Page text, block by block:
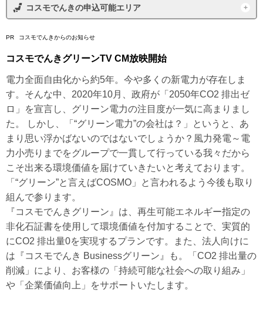
特徴・メリット
コスモでんきの会社情報
コスモでんきの申込可能エリア
関西電力エリア 四国電力エリア
北海道電力エリア 九州電力エリア
コスモでんきからのお知らせ
コスモでんきグリーンTV CM放映開始
電力全面自由化から約5年。今や多くの新電力が存在しま
す。そんな中、2020年10月、政府が「2050年CO2 排出ゼ
ロ」を宣言し、グリーン電力の注目度が一気に高まりまし
た。 しかし、「“グリーン電力”の会社は？」というと、あ
まり思い浮かばないのではないでしょうか？風力発電～電
力小売りまでをグループで一貫して行っている我々だから
こそ出来る環境価値を届けていきたいと考えております。
「“グリーン”と言えばCOSMO」と言われるよう今後も取り
組んで参ります。
『コスモでんきグリーン』は、再生可能エネルギー指定の
非化石証書を使用して環境価値を付加することで、実質的
にCO2 排出量0を実現するプランです。また、法人向けに
は『コスモでんき Businessグリーン』も。「CO2 排出量の
削減」により、お客様の「持続可能な社会への取り組み」
や「企業価値向上」をサポートいたします。